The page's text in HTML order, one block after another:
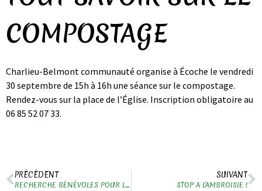
COMPOSTAGE
Charlieu-Belmont communauté organise à Écoche le vendredi
30 septembre de 15h à 16h une séance sur le compostage.
Rendez-vous sur la place de l’Église. Inscription obligatoire au
06 85 52 07 33.
PRÉCÉDENT
RECHERCHE BÉNÉVOLES POUR LA MARCHE
SUIVANT
STOP A L’AMBROISIE !